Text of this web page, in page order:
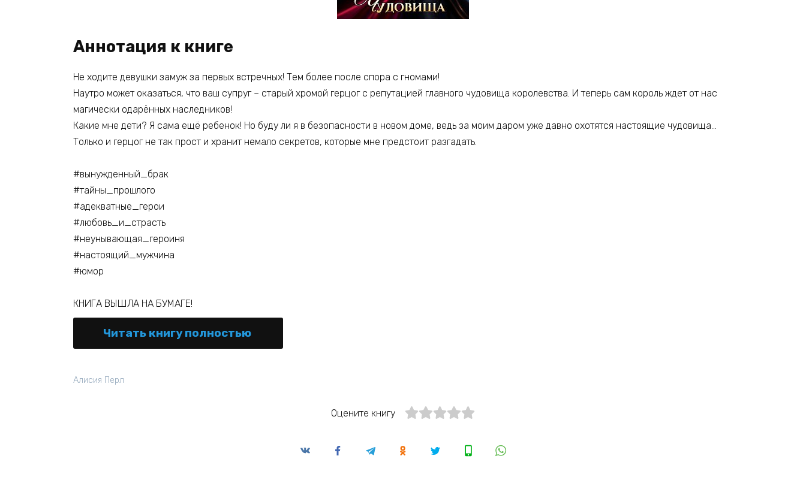
Аннотация к книге
Не ходите девушки замуж за первых встречных! Тем более после спора с гномами!
Наутро может оказаться, что ваш супруг – старый хромой герцог с репутацией главного чудовища королевства. И теперь сам король ждет от нас
магически одарённых наследников!
Какие мне дети? Я сама ещё ребенок! Но буду ли я в безопасности в новом доме, ведь за моим даром уже давно охотятся настоящие чудовища…
Только и герцог не так прост и хранит немало секретов, которые мне предстоит разгадать.
#вынужденный_брак
#тайны_прошлого
#адекватные_герои
#любовь_и_страсть
#неунывающая_героиня
#настоящий_мужчина
#юмор
КНИГА ВЫШЛА НА БУМАГЕ!
Читать книгу полностью
Алисия Перл
Оцените книгу